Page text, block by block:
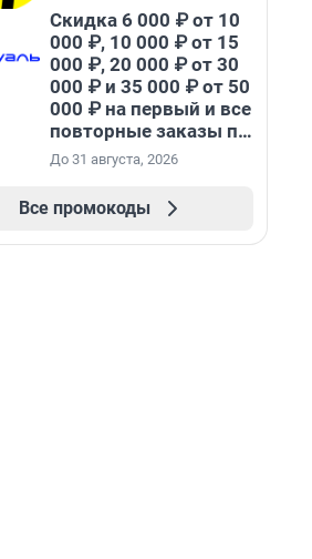
Скидка 6 000 ₽ от 10
000 ₽, 10 000 ₽ от 15
000 ₽, 20 000 ₽ от 30
000 ₽ и 35 000 ₽ от 50
000 ₽ на первый и все
повторные заказы по
промокоду НАБЕРИ
До 31 августа, 2026
Все промокоды